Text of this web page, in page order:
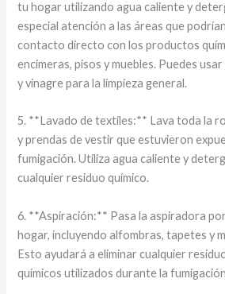
tu hogar utilizando agua caliente y
especial atención a las áreas que
contacto directo con los productos
encimeras, pisos y muebles. Puedes
y vinagre para la limpieza general.
5. **Lavado de textiles:** Lava toda la
y prendas de vestir que estuvieron
fumigación. Utiliza agua caliente y
cualquier residuo químico.
6. **Aspiración:** Pasa la aspiradora
hogar, incluyendo alfombras, tapetes y
Esto ayudará a eliminar cualquier
químicos utilizados durante la